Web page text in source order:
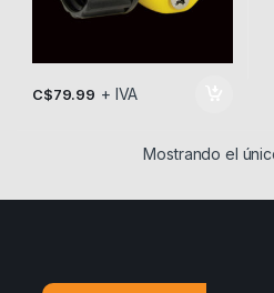
C$79.99 + IVA
Mostrando el